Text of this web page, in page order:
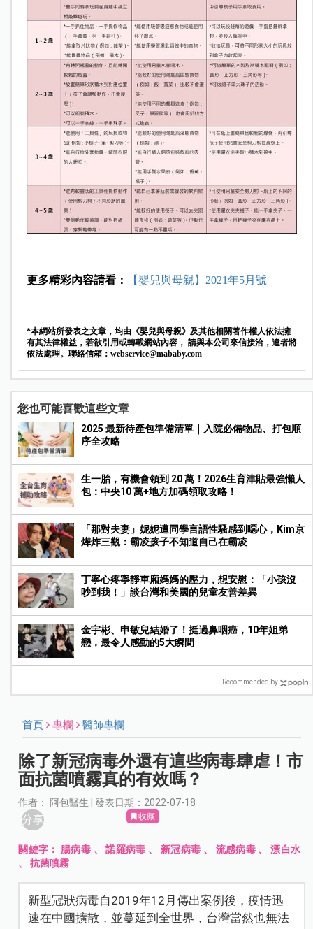
更多精彩內容請看： 【嬰兒與母親】2021年5月號
*本網站所發表之文章，均由《嬰兒與母親》及其他相關著作權人依法擁
有其法律權益，若欲引用或轉載網站內容， 請與本公司來信接洽，違者將
依法處理。聯絡信箱： webservice@mababy.com
您也可能喜歡這些文章
2025 最新待產包準備清單｜入院必備物品、打包順
序全攻略
生一胎，有機會領到 20 萬！2026生育津貼最強懶人
包：中央10 萬+地方加碼領取攻略！
「那對夫妻」妮妮遭同學言語性騷感到噁心，Kim京
燁炸三觀：霸凌孩子不知道自己在霸凌
丁寧心疼寧靜車廂媽媽的壓力，想安慰：「小孩沒
吵到我！」談台灣和美國的兒童友善差異
金宇彬、申敏兒結婚了！挺過鼻咽癌，10年姐弟
戀，最令人感動的5大瞬間
Recommended by
首頁 專欄 醫師專欄
除了新冠病毒外還有這些病毒肆虐！市
面抗菌噴霧真的有效嗎？
作者： 阿包醫生 | 發表日期：2022-07-18
分享 收藏
關鍵字： 腸病毒 、諾羅病毒 、 新冠病毒 、 流感病毒 、漂白水
、抗菌噴霧
新型冠狀病毒自2019年12月傳出案例後，疫情迅
速在中國擴散，並蔓延到全世界，台灣當然也無法